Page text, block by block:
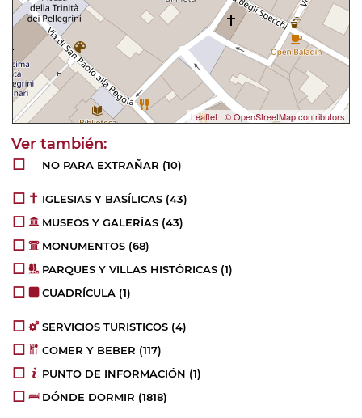
Leaflet | © OpenStreetMap contributors
NO PARA EXTRAÑAR (10)
IGLESIAS Y BASÍLICAS (43)
MUSEOS Y GALERÍAS (43)
MONUMENTOS (68)
PARQUES Y VILLAS HISTÓRICAS (1)
CUADRÍCULA (1)
SERVICIOS TURISTICOS (4)
COMER Y BEBER (117)
PUNTO DE INFORMACIÓN (1)
DÓNDE DORMIR (1818)